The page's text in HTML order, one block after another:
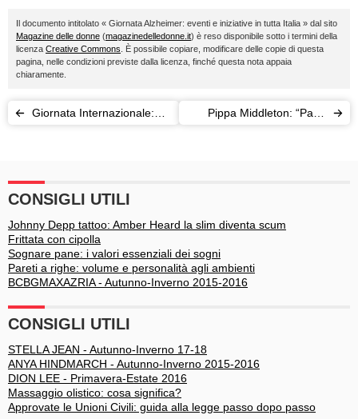
Il documento intitolato « Giornata Alzheimer: eventi e iniziative in tutta Italia » dal sito
Magazine delle donne (magazinedelledonne.it) è reso disponibile sotto i termini della
licenza Creative Commons . È possibile copiare, modificare delle copie di questa
pagina, nelle condizioni previste dalla licenza, finché questa nota appaia
chiaramente.
Giornata Internazionale:
Pippa Middleton: “Party
CONSIGLI UTILI
Johnny Depp tattoo: Amber Heard la slim diventa scum
Frittata con cipolla
Sognare pane: i valori essenziali dei sogni
Pareti a righe: volume e personalità agli ambienti
BCBGMAXAZRIA - Autunno-Inverno 2015-2016
CONSIGLI UTILI
STELLA JEAN - Autunno-Inverno 17-18
ANYA HINDMARCH - Autunno-Inverno 2015-2016
DION LEE - Primavera-Estate 2016
Massaggio olistico: cosa significa?
Approvate le Unioni Civili: guida alla legge passo dopo passo